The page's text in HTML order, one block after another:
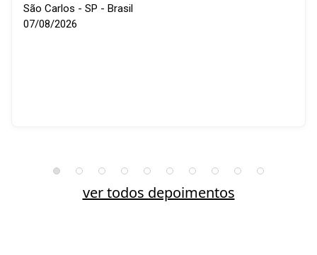
São Carlos - SP - Brasil
07/08/2026
ver todos depoimentos